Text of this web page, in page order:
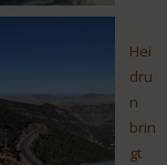
Hei
dru
n
brin
gt